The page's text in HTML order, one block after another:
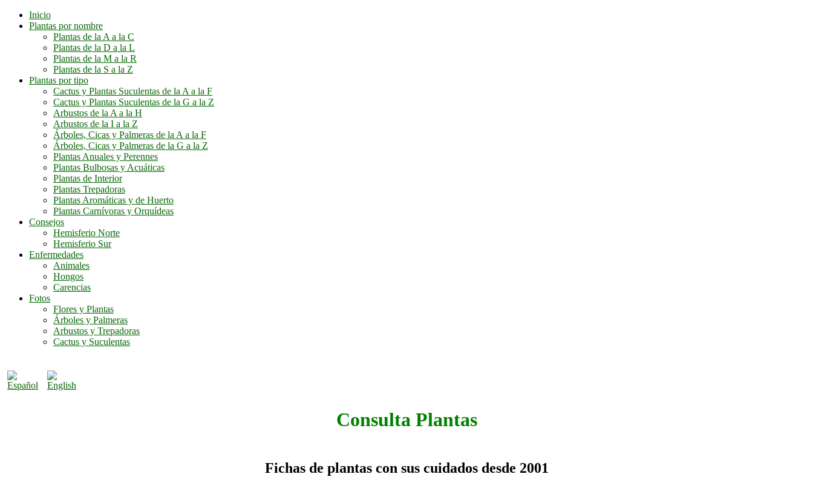
Inicio
Plantas por nombre
Plantas de la A a la C
Plantas de la D a la L
Plantas de la M a la R
Plantas de la S a la Z
Plantas por tipo
Cactus y Plantas Suculentas de la A a la F
Cactus y Plantas Suculentas de la G a la Z
Arbustos de la A a la H
Arbustos de la I a la Z
Árboles, Cicas y Palmeras de la A a la F
Árboles, Cicas y Palmeras de la G a la Z
Plantas Anuales y Perennes
Plantas Bulbosas y Acuáticas
Plantas de Interior
Plantas Trepadoras
Plantas Aromáticas y de Huerto
Plantas Carnívoras y Orquídeas
Consejos
Hemisferio Norte
Hemisferio Sur
Enfermedades
Animales
Hongos
Carencias
Fotos
Flores y Plantas
Árboles y Palmeras
Arbustos y Trepadoras
Cactus y Suculentas
Consulta Plantas
Fichas de plantas con sus cuidados desde 2001